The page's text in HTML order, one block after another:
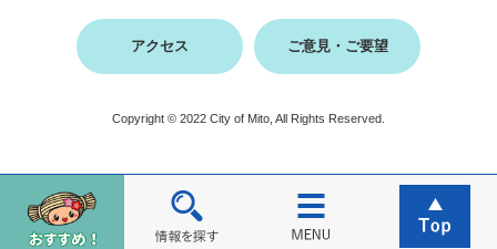
アクセス ご意見・ご要望
Copyright © 2022 City of Mito, All Rights Reserved.